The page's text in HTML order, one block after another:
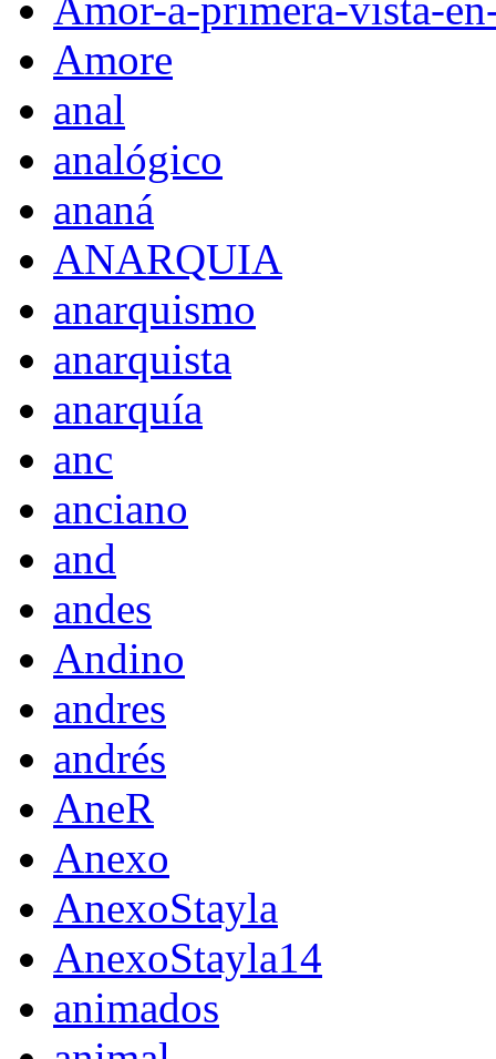
Amor-a-primera-vista-
Amore
anal
analógico
ananá
ANARQUIA
anarquismo
anarquista
anarquía
anc
anciano
and
andes
Andino
andres
andrés
AneR
Anexo
AnexoStayla
AnexoStayla14
animados